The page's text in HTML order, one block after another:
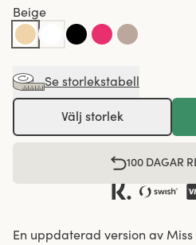
Beige
Se storlekstabell
Välj storlek
100 DAGAR
En uppdaterad version av